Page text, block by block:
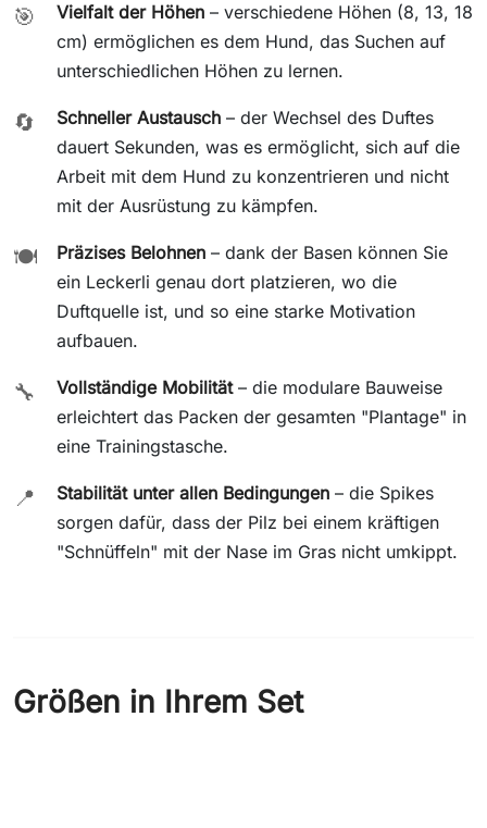
🎯 Vielfalt der Höhen – verschiedene Höhen (8, 13, 18
cm) ermöglichen es dem Hund, das Suchen auf
unterschiedlichen Höhen zu lernen.
🔄 Schneller Austausch – der Wechsel des Duftes
dauert Sekunden, was es ermöglicht, sich auf die
Arbeit mit dem Hund zu konzentrieren und nicht
mit der Ausrüstung zu kämpfen.
🍽️ Präzises Belohnen – dank der Basen können Sie
ein Leckerli genau dort platzieren, wo die
Duftquelle ist, und so eine starke Motivation
aufbauen.
🔧 Vollständige Mobilität– die modulare Bauweise
erleichtert das Packen der gesamten "Plantage" in
eine Trainingstasche.
📍 Stabilität unter allen Bedingungen – die Spikes
sorgen dafür, dass der Pilz bei einem kräftigen
"Schnüffeln" mit der Nase im Gras nicht umkippt.
Größen in Ihrem Set